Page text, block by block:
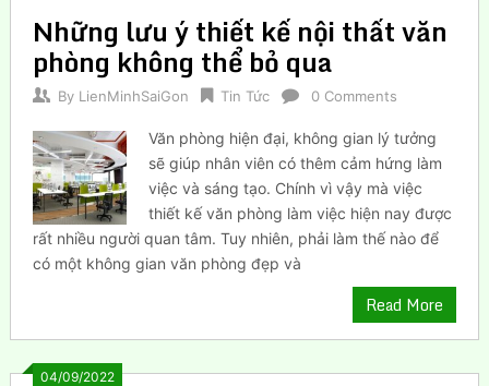
Những lưu ý thiết kế nội thất văn
phòng không thể bỏ qua
By LienMinhSaiGon Tin Tức 0 Comments
Văn phòng hiện đại, không gian lý tưởng
sẽ giúp nhân viên có thêm cảm hứng làm
việc và sáng tạo. Chính vì vậy mà việc
thiết kế văn phòng làm việc hiện nay được
rất nhiều người quan tâm. Tuy nhiên, phải làm thế nào để
có một không gian văn phòng đẹp và
Read More
04/09/2022